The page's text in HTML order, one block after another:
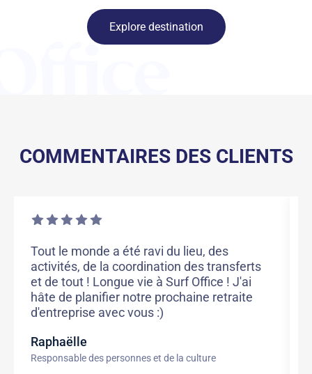
Explore destination
COMMENTAIRES DES CLIENTS
Tout le monde a été ravi du lieu, des
activités, de la coordination des transferts
et de tout ! Longue vie à Surf Office ! J'ai
hâte de planifier notre prochaine retraite
d'entreprise avec vous :)
Raphaëlle
Responsable des personnes et de la culture